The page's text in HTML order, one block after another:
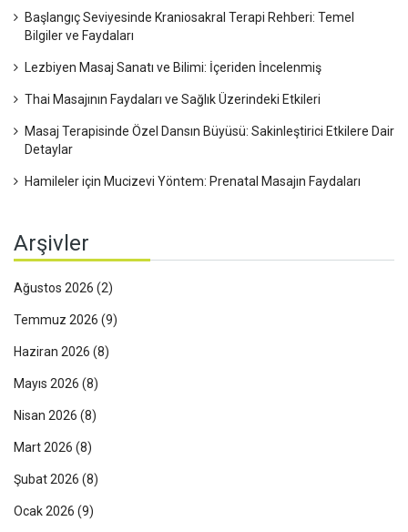
Başlangıç Seviyesinde Kraniosakral Terapi Rehberi: Temel
Bilgiler ve Faydaları
Lezbiyen Masaj Sanatı ve Bilimi: İçeriden İncelenmiş
Thai Masajının Faydaları ve Sağlık Üzerindeki Etkileri
Masaj Terapisinde Özel Dansın Büyüsü: Sakinleştirici Etkilere Dair
Detaylar
Hamileler için Mucizevi Yöntem: Prenatal Masajın Faydaları
Arşivler
Ağustos 2026 (2)
Temmuz 2026 (9)
Haziran 2026 (8)
Mayıs 2026 (8)
Nisan 2026 (8)
Mart 2026 (8)
Şubat 2026 (8)
Ocak 2026 (9)